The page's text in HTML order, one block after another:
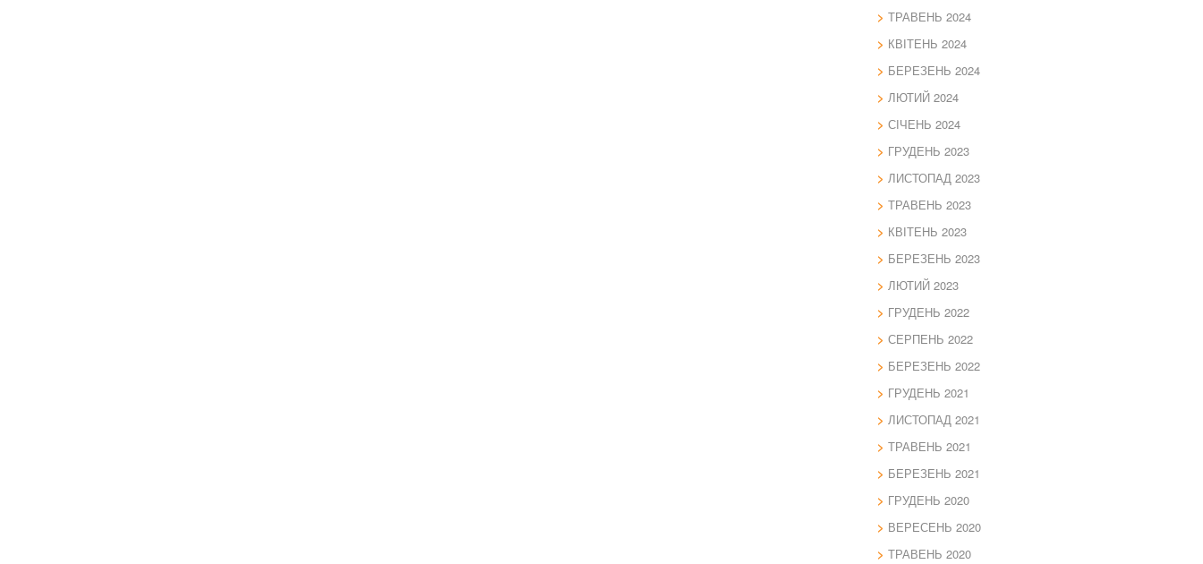
ТРАВЕНЬ 2024
КВІТЕНЬ 2024
БЕРЕЗЕНЬ 2024
ЛЮТИЙ 2024
СІЧЕНЬ 2024
ГРУДЕНЬ 2023
ЛИСТОПАД 2023
ТРАВЕНЬ 2023
КВІТЕНЬ 2023
БЕРЕЗЕНЬ 2023
ЛЮТИЙ 2023
ГРУДЕНЬ 2022
СЕРПЕНЬ 2022
БЕРЕЗЕНЬ 2022
ГРУДЕНЬ 2021
ЛИСТОПАД 2021
ТРАВЕНЬ 2021
БЕРЕЗЕНЬ 2021
ГРУДЕНЬ 2020
ВЕРЕСЕНЬ 2020
ТРАВЕНЬ 2020